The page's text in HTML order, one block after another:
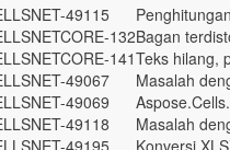
49115
132Bagan
141Teks hilang,
49067
Masalah
49069
49118
Masalah
49195
Konversi